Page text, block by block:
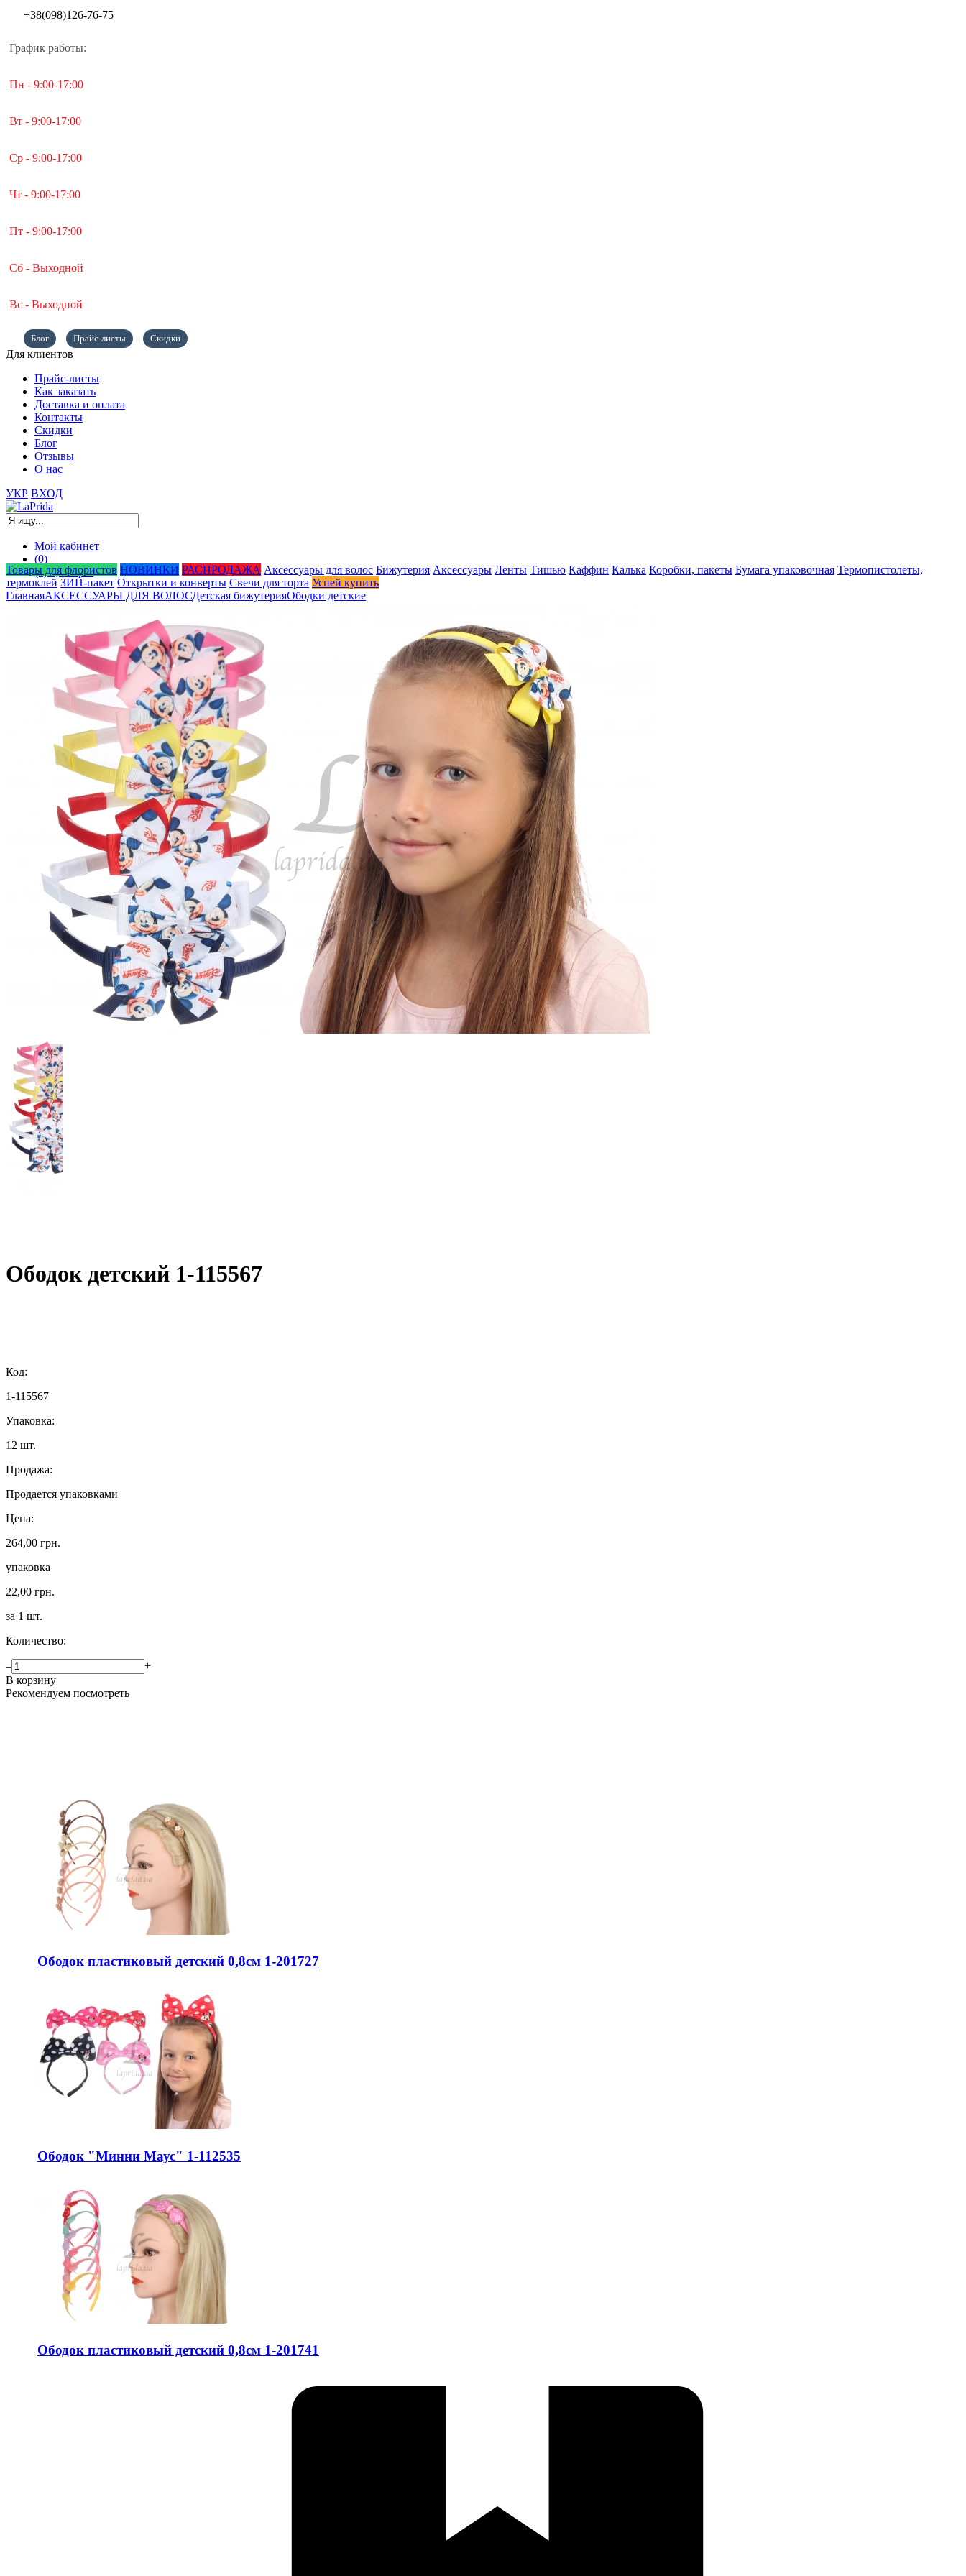
+38(098)126-76-75
График работы:
Пн - 9:00-17:00
Вт - 9:00-17:00
Ср - 9:00-17:00
Чт - 9:00-17:00
Пт - 9:00-17:00
Сб - Выходной
Вс - Выходной
Блог Прайс-листы Скидки
Для клиентов
Прайс-листы
Как заказать
Доставка и оплата
Контакты
Скидки
Блог
Отзывы
О нас
УКР ВХОД
Мой кабинет
(0)
(0) 0,00грн.
Товары для флористов НОВИНКИ РАСПРОДАЖА Аксессуары для волос Бижутерия Аксессуары Ленты Тишью Каффин Калька Коробки, пакеты Бумага упаковочная Термопистолеты,
термоклей ЗИП-пакет Открытки и конверты Свечи для торта Успей купить
ГлавнаяАКСЕССУАРЫ ДЛЯ ВОЛОСДетская бижутерияОбодки детские
Ободок детский 1-115567
Код:
1-115567
Упаковка:
12 шт.
Продажа:
Продается упаковками
Цена:
264,00 грн.
упаковка
22,00 грн.
за 1 шт.
Количество:
–
+
В корзину
Рекомендуем посмотреть
Ободок пластиковый детский 0,8см 1-201727
Ободок "Минни Маус" 1-112535
Ободок пластиковый детский 0,8см 1-201741